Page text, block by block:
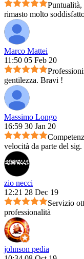
rimasto molto
Marco Mattei
11:50 05 Feb 20
gentilezza. Bravi !
Massimo Longo
16:59 30 Jan 20
velocità da parte del
zio necci
12:21 28 Dec 19
Servizio
professionalità
johnson pedia